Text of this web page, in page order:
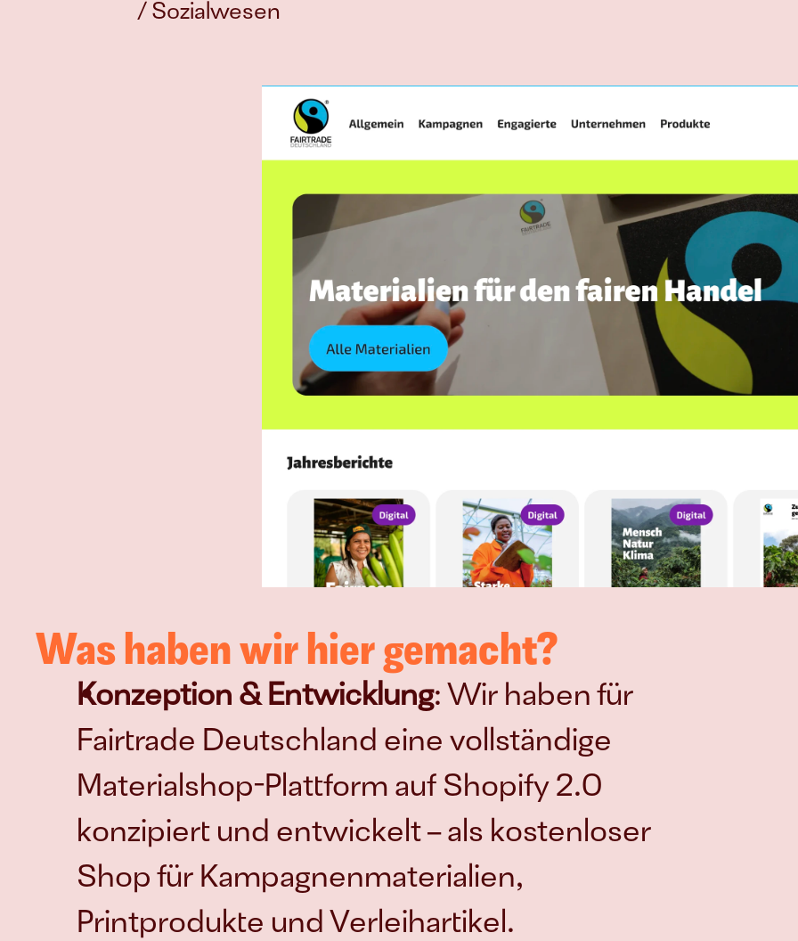
/ Sozialwesen
Was haben wir hier gemacht?
Konzeption & Entwicklung: Wir haben für
Fairtrade Deutschland eine vollständige
Materialshop-Plattform auf Shopify 2.0
konzipiert und entwickelt – als kostenloser
Shop für Kampagnenmaterialien,
Printprodukte und Verleihartikel.